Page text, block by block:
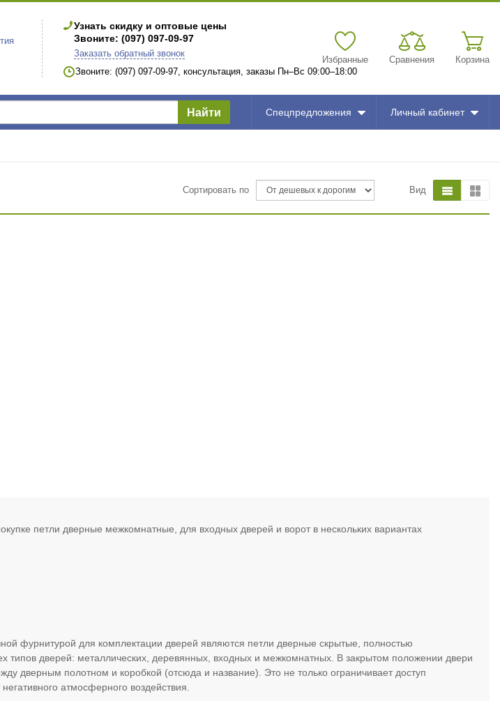
Узнать скидку и оптовые цены
Звоните: (097) 097-09-97
Заказать обратный звонок
Звоните: (097) 097-09-97, консультация, заказы Пн–Вс 09:00–18:00
Избранные Сравнения Корзина
Найти Спецпредложения Личный кабинет
Сортировать по Вид
петли дверные межкомнатные, для входных дверей и ворот в нескольких вариантах
фурнитурой для комплектации дверей являются петли дверные скрытые, полностью
типов дверей: металлических, деревянных, входных и межкомнатных. В закрытом положении двери
дверным полотном и коробкой (отсюда и название). Это не только ограничивает доступ
атмосферного воздействия.